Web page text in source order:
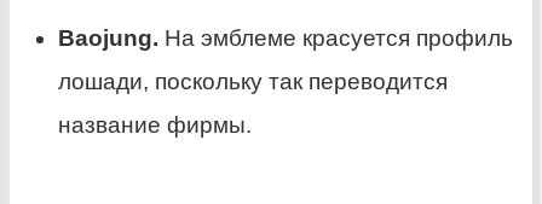
Baojung. На эмблеме красуется профиль
лошади, поскольку так переводится
название фирмы.